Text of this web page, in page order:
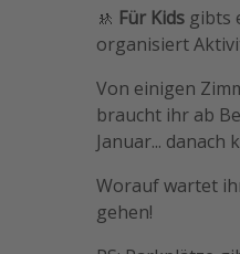
🚸 Für Kids gibts
organisiert
Von einigen
braucht ihr ab
Januar...
Worauf wartet
gehen!